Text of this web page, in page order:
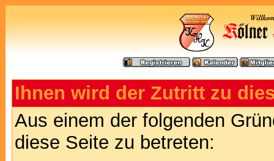
Ihnen wird der Zutritt zu
Aus einem der folgenden
diese Seite zu betreten: